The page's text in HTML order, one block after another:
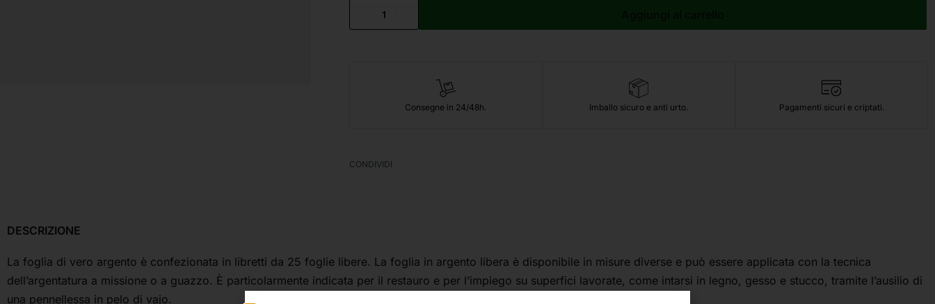
Consegne in 24/48h. Imballo sicuro e anti urto. Pagamenti sicuri e criptati.
CONDIVIDI
DESCRIZIONE
La foglia di vero argento è confezionata in libretti da 25 foglie libere. La foglia in argento libera è disponibile in misure diverse e può essere applicata con la tecnica
dell’argentatura a missione o a guazzo. È particolarmente indicata per il restauro e per l’impiego su superfici lavorate, come intarsi in legno, gesso e stucco, tramite l’ausilio di
una pennellessa in pelo di vajo.